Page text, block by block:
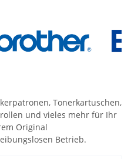
Tonerkartuschen,
und vieles mehr für Ihr
Original
Betrieb.